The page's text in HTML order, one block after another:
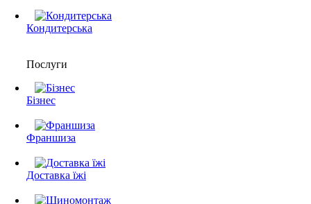
Кондитерська
Послуги
Бізнес
Франшиза
Доставка їжі